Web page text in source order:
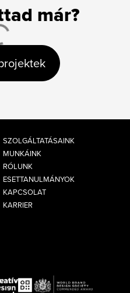
már?
SZOLGÁLTATÁSAINK
MUNKÁINK
RÓLUNK
ESETTANULMÁNYOK
KAPCSOLAT
KARRIER